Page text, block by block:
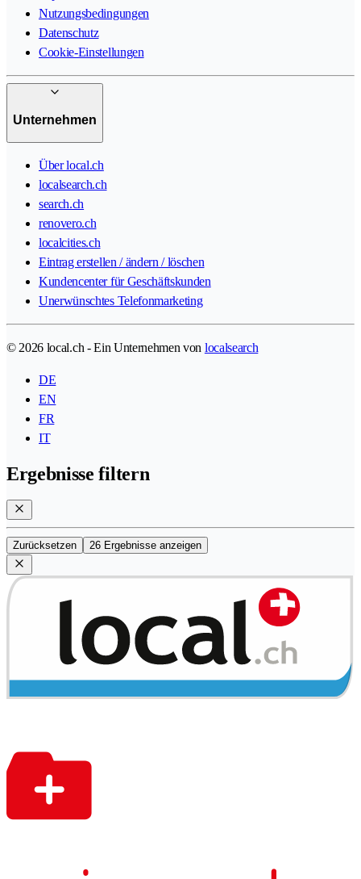
Nutzungsbedingungen
Datenschutz
Cookie-Einstellungen
Unternehmen
Über local.ch
localsearch.ch
search.ch
renovero.ch
localcities.ch
Eintrag erstellen / ändern / löschen
Kundencenter für Geschäftskunden
Unerwünschtes Telefonmarketing
© 2026 local.ch - Ein Unternehmen von localsearch
DE
EN
FR
IT
Ergebnisse filtern
Zurücksetzen 26 Ergebnisse anzeigen